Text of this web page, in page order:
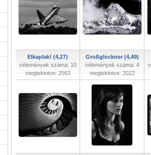
Elkaplak! (4,27)
vélemények száma: 10
megtekintve: 2563
Großglockner (4,49)
vélemények száma: 4
megtekintve: 2022